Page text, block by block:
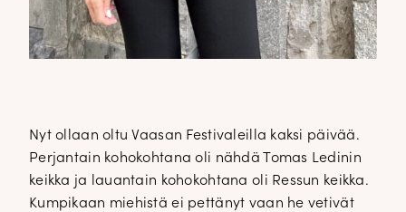
Nyt ollaan oltu Vaasan Festivaleilla kaksi päivää.
Perjantain kohokohtana oli nähdä Tomas Ledinin
keikka ja lauantain kohokohtana oli Ressun keikka.
Kumpikaan miehistä ei pettänyt vaan he vetivät